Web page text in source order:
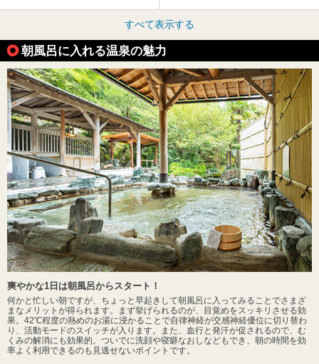
すべて表示する
朝風呂に入れる温泉の魅力
爽やかな1日は朝風呂からスタート！
何かと忙しい朝ですが、ちょっと早起きして朝風呂に入ってみることでさまざ
まなメリットが得られます。まず挙げられるのが、目覚めをスッキリさせる効
果。42℃程度の熱めのお湯に浸かることで自律神経が交感神経優位に切り替わ
り、活動モードのスイッチが入ります。また、血行と発汗が促されるので、む
くみの解消にも効果的。ついでに洗顔や寝癖なおしなどもでき、朝の時間を効
率よく利用できるのも見逃せないポイントです。